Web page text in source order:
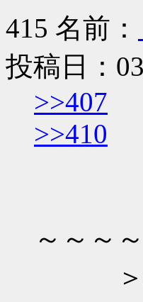
415 名前：
投稿日：
>>407
>>410
～～～
＞(